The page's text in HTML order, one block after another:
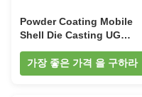
Powder Coating Mobile
Shell Die Casting UG
Electroplating Smart
Keyboard Casing
가장 좋은 가격 을 구하라